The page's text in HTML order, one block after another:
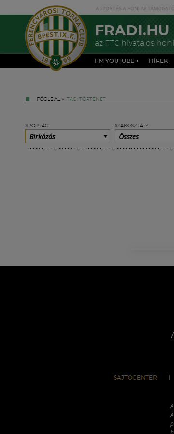
FRADI.HU
az FTC hivatalos
FM YOUTUBE + HÍREK
FŐOLDAL » TAG: TÖRTÉNET
SPORTÁG
Birkózás
SZAKOSZTÁLY
Összes
SAJTÓCENTER